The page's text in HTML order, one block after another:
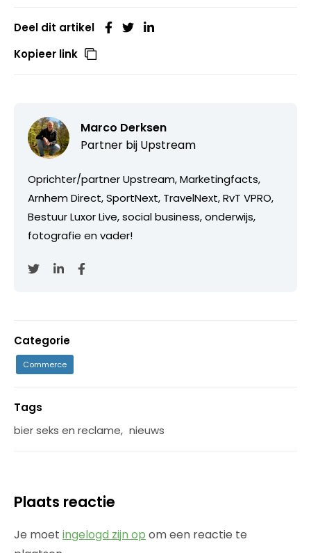
Deel dit artikel
Kopieer link
Marco Derksen
Partner bij Upstream
Oprichter/partner Upstream, Marketingfacts,
Arnhem Direct, SportNext, TravelNext, RvT VPRO,
Bestuur Luxor Live, social business, onderwijs,
fotografie en vader!
Categorie
Commerce
Tags
bier seks en reclame, nieuws
Plaats reactie
Je moet ingelogd zijn op om een reactie te